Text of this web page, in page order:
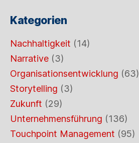
Kategorien
Nachhaltigkeit (14)
Narrative (3)
Organisationsentwicklung (63)
Storytelling (3)
Zukunft (29)
Unternehmensführung (136)
Touchpoint Management (95)